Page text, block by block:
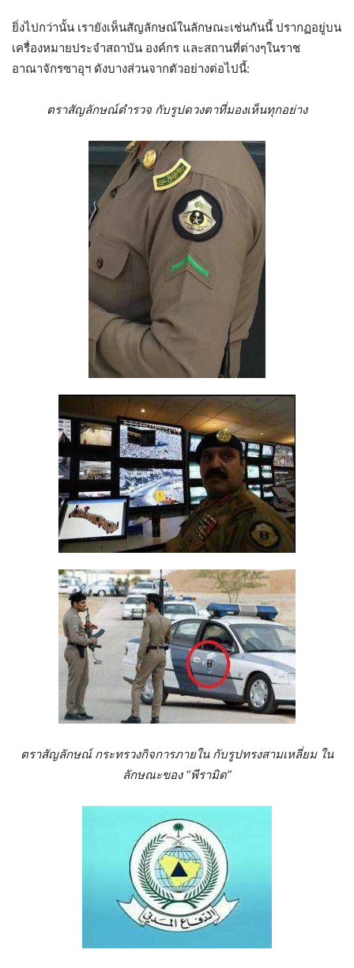
ยิ่งไปกว่านั้น เรายังเห็นสัญลักษณ์ในลักษณะเช่นกันนี้ ปรากฏอยู่บน
เครื่องหมายประจำสถาบัน องค์กร และสถานที่ต่างๆในราช
อาณาจักรซาอุฯ ดังบางส่วนจากตัวอย่างต่อไปนี้:
ตราสัญลักษณ์ตำรวจ กับรูปดวงตาที่มองเห็นทุกอย่าง
ตราสัญลักษณ์ กระทรวงกิจการภายใน กับรูปทรงสามเหลี่ยม ใน
ลักษณะของ “พีรามิด”